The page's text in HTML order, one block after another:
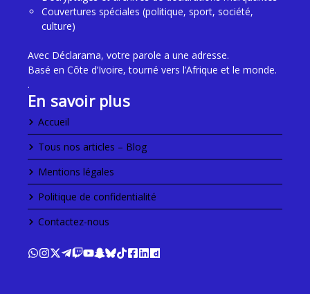
Couvertures spéciales (politique, sport, société,
culture)
Avec Déclarama, votre parole a une adresse.
Basé en Côte d’Ivoire, tourné vers l’Afrique et le monde.
.
En savoir plus
Accueil
Tous nos articles – Blog
Mentions légales
Politique de confidentialité
Contactez-nous